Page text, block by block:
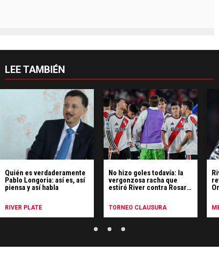
LEE TAMBIÉN
Quién es verdaderamente
Pablo Longoria: así es, así
piensa y así habla
RIVER PLATE
No hizo goles todavía: la
vergonzosa racha que
estiró River contra Rosario
TORNEO CLAUSURA